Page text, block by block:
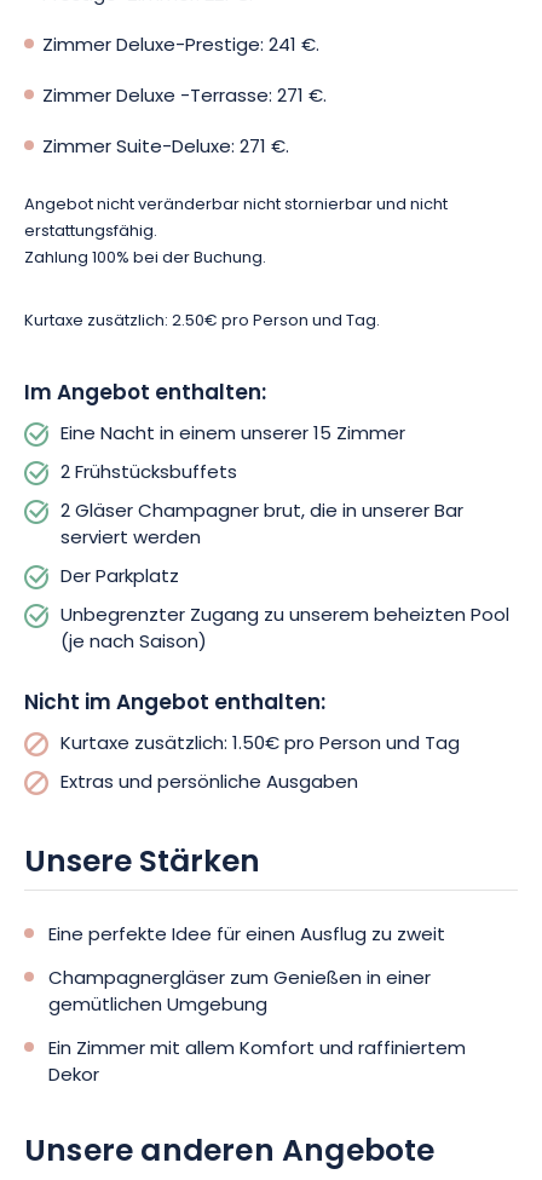
Die Eugene’s Bar ist zu jeder Tageszeit für Sie geöffnet.
Entspannen Sie sich in der raffinierten Atmosphäre und
Freunden. Sie erhalten 2 Gläser Champagner brut für ein
Zimmer Deluxe-Prestige: 241 €.
Zimmer Deluxe -Terrasse: 271 €.
Zimmer Suite-Deluxe: 271 €.
Angebot nicht veränderbar nicht stornierbar und nicht
erstattungsfähig.
Zahlung 100% bei der Buchung.
Kurtaxe zusätzlich: 2.50€ pro Person und Tag.
Im Angebot enthalten:
Eine Nacht in einem unserer 15 Zimmer
2 Frühstücksbuffets
2 Gläser Champagner brut, die in unserer Bar
serviert werden
Der Parkplatz
Unbegrenzter Zugang zu unserem beheizten Pool
(je nach Saison)
Nicht im Angebot enthalten:
Kurtaxe zusätzlich: 1.50€ pro Person und Tag
Extras und persönliche Ausgaben
Unsere Stärken
Eine perfekte Idee für einen Ausflug zu zweit
Champagnergläser zum Genießen in einer
gemütlichen Umgebung
Ein Zimmer mit allem Komfort und raffiniertem
Dekor
Unsere anderen Angebote